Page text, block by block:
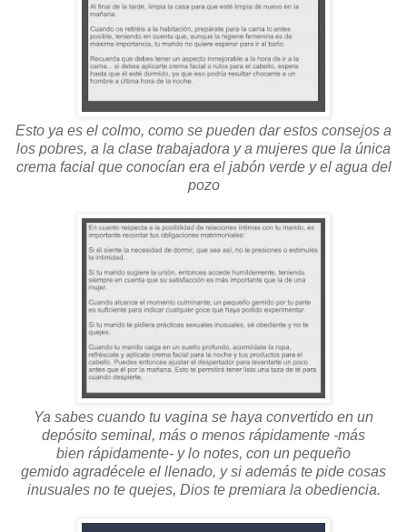
Esto ya es el colmo, como se pueden dar estos consejos a
los pobres, a la clase trabajadora y a mujeres que la única
crema facial que conocían era el jabón verde y el agua del
pozo
Ya sabes cuando tu vagina se haya convertido en un
depósito seminal, más o menos rápidamente -más
bien rápidamente- y lo notes, con un pequeño
gemido agradécele el llenado, y si además te pide cosas
inusuales no te quejes, Dios te premiara la obediencia.